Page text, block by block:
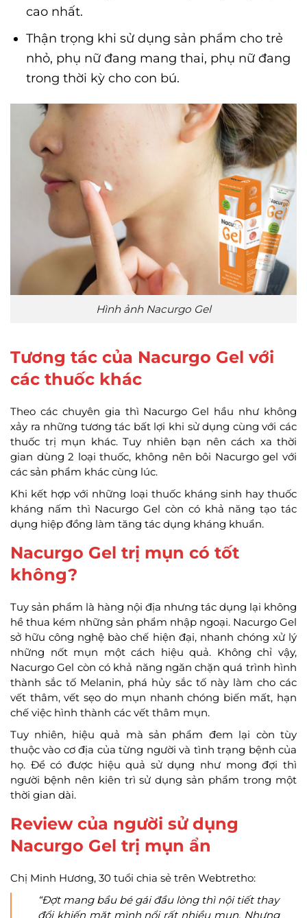
cao nhất.
Thận trọng khi sử dụng sản phẩm cho trẻ
nhỏ, phụ nữ đang mang thai, phụ nữ đang
trong thời kỳ cho con bú.
Hình ảnh Nacurgo Gel
Tương tác của Nacurgo Gel với
các thuốc khác
Theo các chuyên gia thì Nacurgo Gel hầu như không
xảy ra những tương tác bất lợi khi sử dụng cùng với các
thuốc trị mụn khác. Tuy nhiên bạn nên cách xa thời
gian dùng 2 loại thuốc, không nên bôi Nacurgo gel với
các sản phẩm khác cùng lúc.
Khi kết hợp với những loại thuốc kháng sinh hay thuốc
kháng nấm thì Nacurgo Gel còn có khả năng tạo tác
dụng hiệp đồng làm tăng tác dụng kháng khuẩn.
Nacurgo Gel trị mụn có tốt
không?
Tuy sản phẩm là hàng nội địa nhưng tác dụng lại không
hề thua kém những sản phẩm nhập ngoại. Nacurgo Gel
sở hữu công nghệ bào chế hiện đại, nhanh chóng xử lý
những nốt mụn một cách hiệu quả. Không chỉ vậy,
Nacurgo Gel còn có khả năng ngăn chặn quá trình hình
thành sắc tố Melanin, phá hủy sắc tố này làm cho các
vết thâm, vết sẹo do mụn nhanh chóng biến mất, hạn
chế việc hình thành các vết thâm mụn.
Tuy nhiên, hiệu quả mà sản phẩm đem lại còn tùy
thuộc vào cơ địa của từng người và tình trạng bệnh của
họ. Để có được hiệu quả sử dụng như mong đợi thì
người bệnh nên kiên trì sử dụng sản phẩm trong một
thời gian dài.
Review của người sử dụng
Nacurgo Gel trị mụn ẩn
Chị Minh Hương, 30 tuổi chia sẻ trên Webtretho:
“Đợt mang bầu bé gái đầu lòng thì nội tiết thay
đổi khiến mặt mình nổi rất nhiều mụn. Nhưng